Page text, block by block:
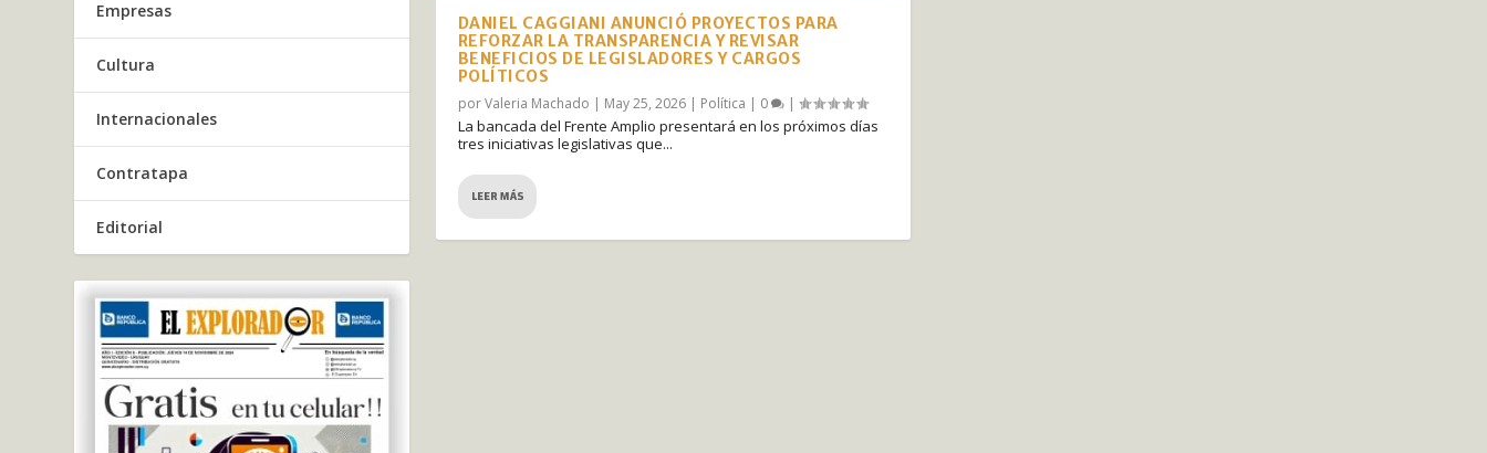
DANIEL CAGGIANI ANUNCIÓ PROYECTOS PARA
REFORZAR LA TRANSPARENCIA Y REVISAR
BENEFICIOS DE LEGISLADORES Y CARGOS
POLÍTICOS
porValeria Machado | May 25, 2026| Política | 0 |
La bancada del Frente Amplio presentará en los próximos días
tres iniciativas legislativas que...
LEER MÁS
Empresas
Cultura
Internacionales
Contratapa
Editorial